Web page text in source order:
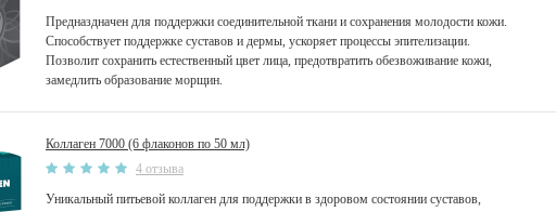
Предназдначен для поддержки соединительной ткани и сохранения молодости кожи.
Способствует поддержке суставов и дермы, ускоряет процессы эпителизации.
Позволит сохранить естественный цвет лица, предотвратить обезвоживание кожи,
замедлить образование морщин.
Коллаген 7000 (6 флаконов по 50 мл)
4 отзыва
Уникальный питьевой коллаген для поддержки в здоровом состоянии суставов,